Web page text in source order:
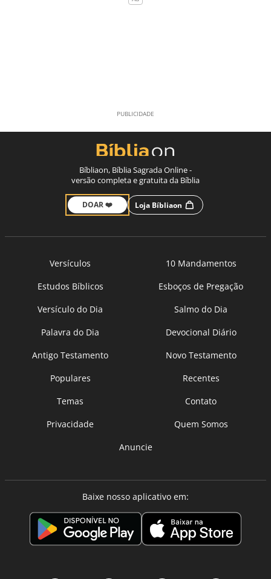
Bíbliaon, Bíblia Sagrada Online -
versão completa e gratuita da Bíblia
DOAR ❤️ Loja Bíbliaon
Versículos
10 Mandamentos
Estudos Bíblicos
Esboços de Pregação
Versículo do Dia
Salmo do Dia
Palavra do Dia
Devocional Diário
Antigo Testamento
Novo Testamento
Populares
Recentes
Temas
Contato
Privacidade
Quem Somos
Anuncie
Baixe nosso aplicativo em: